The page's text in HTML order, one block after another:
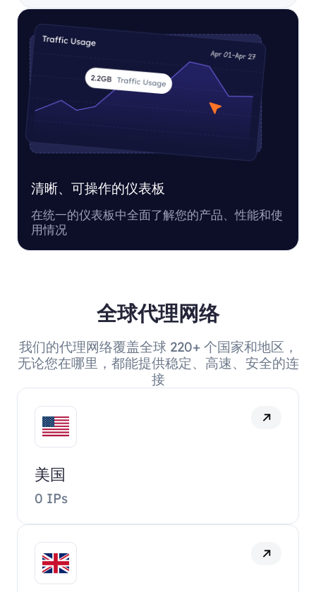
清晰、可操作的仪表板
在统一的仪表板中全面了解您的产品、性能和使
用情况
全球代理网络
我们的代理网络覆盖全球 220+ 个国家和地区，
无论您在哪里，都能提供稳定、高速、安全的连
接
美国
0 IPs